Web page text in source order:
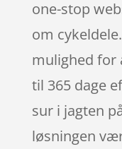
one-stop
om
mulighed for
til 365 dage
sur i jagten
løsningen